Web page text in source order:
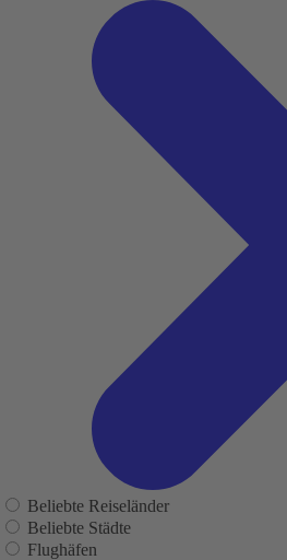
Beliebte Reiseländer
Beliebte Städte
Flughäfen